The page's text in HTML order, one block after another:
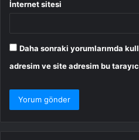
İnternet sitesi
Daha sonraki yorumlarımda
adresim ve site adresim bu